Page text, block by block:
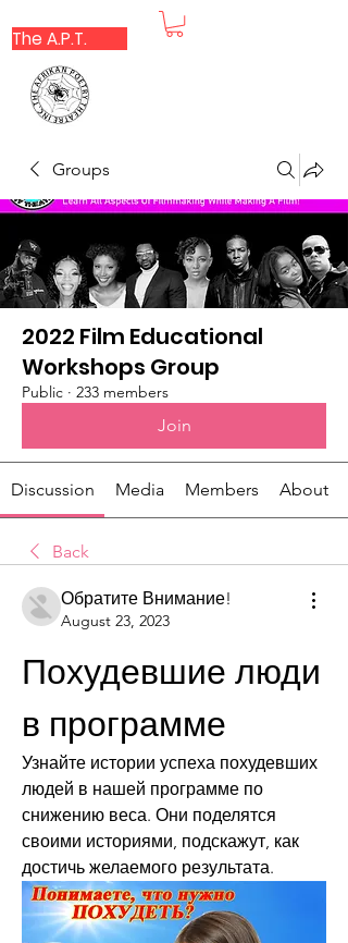
The A.P.T.
Groups
2022 Film Educational
Workshops Group
Public · 233 members
Join
Discussion Media Members About
Back
Обратите Внимание!
August 23, 2023
Похудевшие люди
в программе
Узнайте истории успеха похудевших
людей в нашей программе по
снижению веса. Они поделятся
своими историями, подскажут, как
достичь желаемого результата.